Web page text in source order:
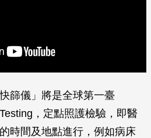
篩儀」將是全球第一臺
，定點照護檢驗，即醫
時間及地點進行，例如病床